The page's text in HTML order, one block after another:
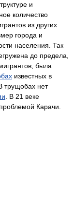
и
количество
из других
города и
населения. Так
до предела,
была
известных в
трущобах нет
. В 21 веке
Карачи.